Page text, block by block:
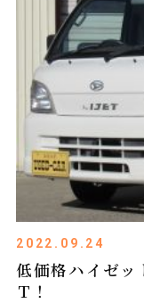
2022.09.24
低価格ハイゼ
Ｔ！